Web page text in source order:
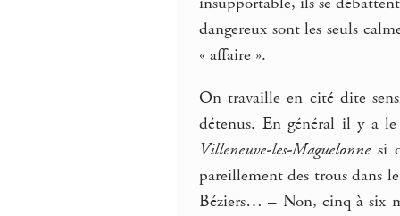
dangereux sont les seuls
« affaire ».
On travaille en cité dite
détenus. En général il y a
Villeneuve-les-Maguelonne si
pareillement des trous dans
Béziers… – Non, cinq à six